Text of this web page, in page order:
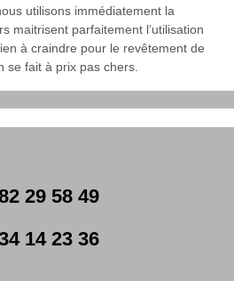
utilisons immédiatement la
maitrisent parfaitement l’utilisation
à craindre pour le revêtement de
se fait à prix pas chers.
29 58 49
14 23 36